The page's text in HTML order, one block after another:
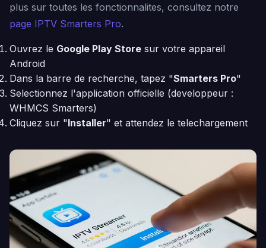
plus sur toutes les fonctionnalites, consultez notre
page IPTV Smarters Pro.
Ouvrez le Google Play Store sur votre appareil
Android
Dans la barre de recherche, tapez "Smarters Pro"
Selectionnez l'application officielle (developpeur :
WHMCS Smarters)
Cliquez sur "Installer" et attendez le telechargement